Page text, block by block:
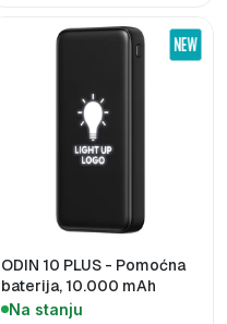
ODIN 10 PLUS - Pomoćna
baterija, 10.000 mAh
Na stanju